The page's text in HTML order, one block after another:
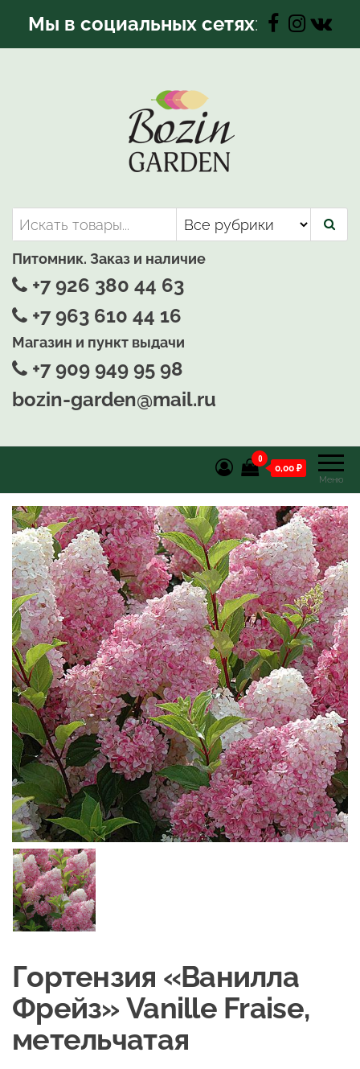
Мы в социальных сетях:
Bozin-Garden | Садовый центр
Садовый центр, Растения
для вашего сада
Питомник. Заказ и наличие
+7 926 380 44 63
+7 963 610 44 16
Магазин и пункт выдачи
+7 909 949 95 98
bozin-garden@mail.ru
Меню
0
0,00 ₽
Гортензия «Ванилла
Фрейз» Vanille Fraise,
метельчатая